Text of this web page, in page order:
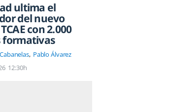
ultima el
del nuevo
con 2.000
formativas
Pablo Álvarez
12:30h